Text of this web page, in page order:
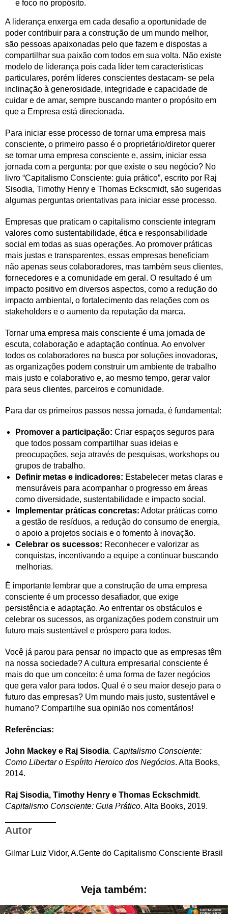
e foco no propósito.
A liderança enxerga em cada desafio a oportunidade de
poder contribuir para a construção de um mundo melhor,
são pessoas apaixonadas pelo que fazem e dispostas a
compartilhar sua paixão com todos em sua volta. Não existe
modelo de liderança pois cada líder tem características
particulares, porém líderes conscientes destacam- se pela
inclinação à generosidade, integridade e capacidade de
cuidar e de amar, sempre buscando manter o propósito em
que a Empresa está direcionada.
Para iniciar esse processo de tornar uma empresa mais
consciente, o primeiro passo é o proprietário/diretor querer
se tornar uma empresa consciente e, assim, iniciar essa
jornada com a pergunta: por que existe o seu negócio? No
livro “Capitalismo Consciente: guia prático”, escrito por Raj
Sisodia, Timothy Henry e Thomas Eckscmidt, são sugeridas
algumas perguntas orientativas para iniciar esse processo.
Empresas que praticam o capitalismo consciente integram
valores como sustentabilidade, ética e responsabilidade
social em todas as suas operações. Ao promover práticas
mais justas e transparentes, essas empresas beneficiam
não apenas seus colaboradores, mas também seus clientes,
fornecedores e a comunidade em geral. O resultado é um
impacto positivo em diversos aspectos, como a redução do
impacto ambiental, o fortalecimento das relações com os
stakeholders e o aumento da reputação da marca.
Tornar uma empresa mais consciente é uma jornada de
escuta, colaboração e adaptação contínua. Ao envolver
todos os colaboradores na busca por soluções inovadoras,
as organizações podem construir um ambiente de trabalho
mais justo e colaborativo e, ao mesmo tempo, gerar valor
para seus clientes, parceiros e comunidade.
Para dar os primeiros passos nessa jornada, é fundamental:
Promover a participação: Criar espaços seguros para
que todos possam compartilhar suas ideias e
preocupações, seja através de pesquisas, workshops ou
grupos de trabalho.
Definir metas e indicadores: Estabelecer metas claras e
mensuráveis para acompanhar o progresso em áreas
como diversidade, sustentabilidade e impacto social.
Implementar práticas concretas: Adotar práticas como
a gestão de resíduos, a redução do consumo de energia,
o apoio a projetos sociais e o fomento à inovação.
Celebrar os sucessos: Reconhecer e valorizar as
conquistas, incentivando a equipe a continuar buscando
melhorias.
É importante lembrar que a construção de uma empresa
consciente é um processo desafiador, que exige
persistência e adaptação. Ao enfrentar os obstáculos e
celebrar os sucessos, as organizações podem construir um
futuro mais sustentável e próspero para todos.
Você já parou para pensar no impacto que as empresas têm
na nossa sociedade? A cultura empresarial consciente é
mais do que um conceito: é uma forma de fazer negócios
que gera valor para todos. Qual é o seu maior desejo para o
futuro das empresas? Um mundo mais justo, sustentável e
humano? Compartilhe sua opinião nos comentários!
Referências:
John Mackey e Raj Sisodia. Capitalismo Consciente:
Como Libertar o Espírito Heroico dos Negócios. Alta Books,
2014.
Raj Sisodia, Timothy Henry e Thomas Eckschmidt.
Capitalismo Consciente: Guia Prático. Alta Books, 2019.
Autor
Gilmar Luiz Vidor, A.Gente do Capitalismo Consciente Brasil
Veja também: